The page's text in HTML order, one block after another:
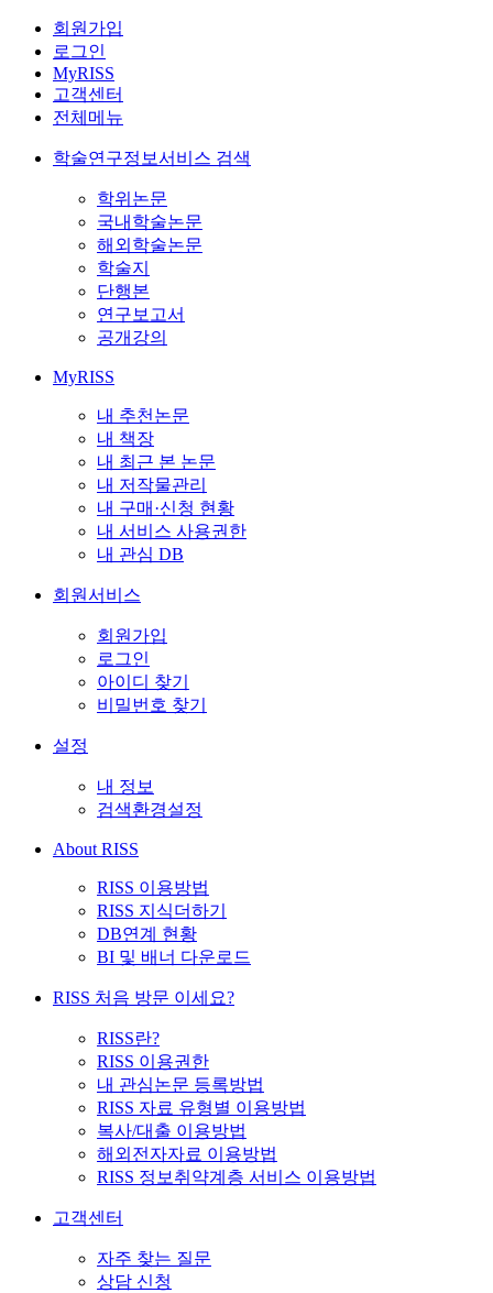
회원가입
로그인
MyRISS
고객센터
전체메뉴
학술연구정보서비스 검색
학위논문
국내학술논문
해외학술논문
학술지
단행본
연구보고서
공개강의
MyRISS
내 추천논문
내 책장
내 최근 본 논문
내 저작물관리
내 구매·신청 현황
내 서비스 사용권한
내 관심 DB
회원서비스
회원가입
로그인
아이디 찾기
비밀번호 찾기
설정
내 정보
검색환경설정
About RISS
RISS 이용방법
RISS 지식더하기
DB연계 현황
BI 및 배너 다운로드
RISS 처음 방문 이세요?
RISS란?
RISS 이용권한
내 관심논문 등록방법
RISS 자료 유형별 이용방법
복사/대출 이용방법
해외전자자료 이용방법
RISS 정보취약계층 서비스 이용방법
고객센터
자주 찾는 질문
상담 신청